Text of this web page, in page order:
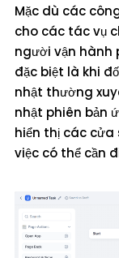
Mặc dù các
cho các tác vụ
người vận hành
đặc biệt là khi
nhật thường
nhật phiên bản
hiển thị các
việc có thể cần